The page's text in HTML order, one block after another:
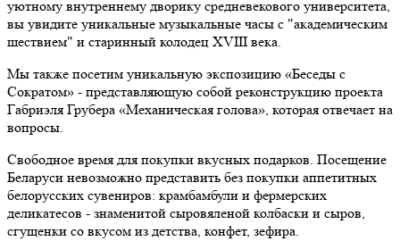
уютному внутреннему дворику средневекового университета,
вы увидите уникальные музыкальные часы с "академическим
шествием" и старинный колодец XVIII века.
Мы также посетим уникальную экспозицию «Беседы с
Сократом» - представляющую собой реконструкцию проекта
Габриэля Грубера «Механическая голова», которая отвечает на
вопросы.
Свободное время для покупки вкусных подарков. Посещение
Беларуси невозможно представить без покупки аппетитных
белорусских сувениров: крамбамбули и фермерских
деликатесов - знаменитой сыровяленой колбаски и сыров,
сгущенки со вкусом из детства, конфет, зефира.